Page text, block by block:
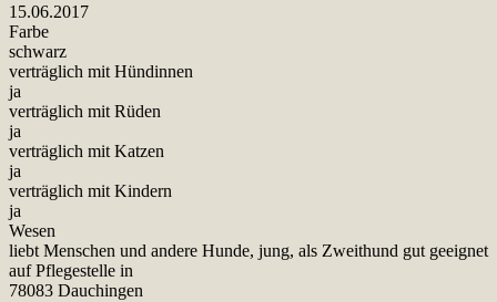
15.06.2017
Farbe
schwarz
verträglich mit Hündinnen
ja
verträglich mit Rüden
ja
verträglich mit Katzen
ja
verträglich mit Kindern
ja
Wesen
liebt Menschen und andere Hunde, jung, als Zweithund gut geeignet
auf Pflegestelle in
78083 Dauchingen